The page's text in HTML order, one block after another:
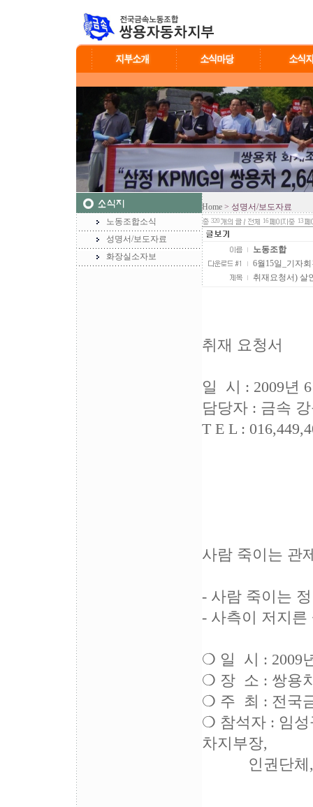
노동조합소식
성명서/보도자료
화장실소자보
Home > 성명서/보도자료
320 16 13
노동조합
6월15일_기자
취재요청서) 살
취재 요청서
일 시 : 2009년
담당자 : 금속
T E L :
사람 죽이는 관
- 사람 죽이는
- 사측이 저지른
❍ 일 시 : 2009
❍ 장 소 : 쌍용
❍ 주 최 : 전국
❍ 참석자 : 임성
차지부장,
인권단체,